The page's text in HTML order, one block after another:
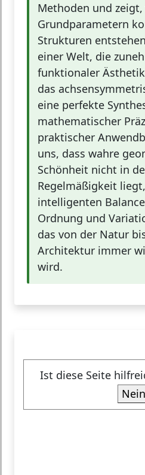
Methoden und
Grundparametern
Strukturen
einer Welt, die
funktionaler
das
eine perfekte
mathematischer
praktischer
uns, dass wahre
Schönheit nicht in
Regelmäßigkeit
intelligenten
Ordnung und
das von der Natur
Architektur immer
wird.
Ist diese Seite
Nein